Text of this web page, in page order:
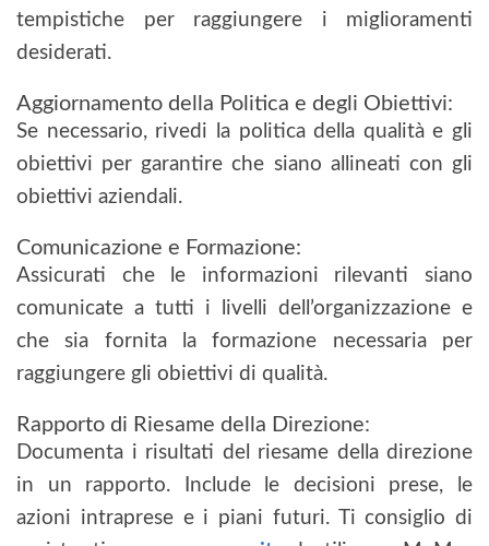
tempistiche per raggiungere i miglioramenti
desiderati.
Aggiornamento della Politica e degli Obiettivi:
Se necessario, rivedi la politica della qualità e gli
obiettivi per garantire che siano allineati con gli
obiettivi aziendali.
Comunicazione e Formazione:
Assicurati che le informazioni rilevanti siano
comunicate a tutti i livelli dell’organizzazione e
che sia fornita la formazione necessaria per
raggiungere gli obiettivi di qualità.
Rapporto di Riesame della Direzione:
Documenta i risultati del riesame della direzione
in un rapporto. Include le decisioni prese, le
azioni intraprese e i piani futuri. Ti consiglio di